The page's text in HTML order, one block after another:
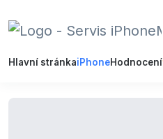
Hlavní stránkaiPhoneHodnocení